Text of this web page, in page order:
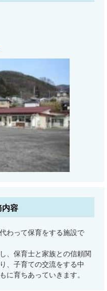
内容
わって保育をする施設で
、保育士と家族との信頼関
、子育ての交流をする中
に育ちあっていきます。